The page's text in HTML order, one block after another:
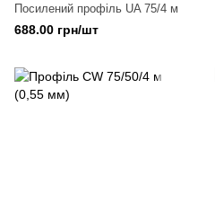
Посилений профіль UA 75/4 м
688.00 грн/шт